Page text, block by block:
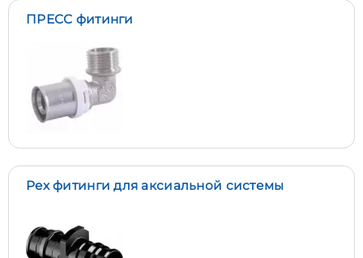
ПРЕСС фитинги
Pex фитинги для аксиальной системы